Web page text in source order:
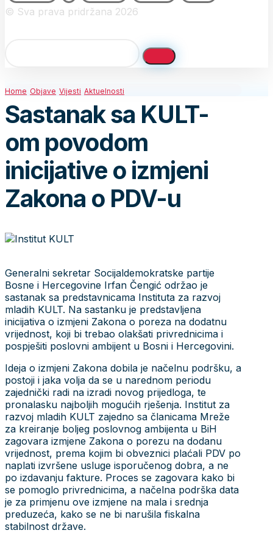
© Sva prava pridržana 2026
Home Objave Vijesti Aktuelnosti
Sastanak sa KULT-
om povodom
inicijative o izmjeni
Zakona o PDV-u
Generalni sekretar Socijaldemokratske partije
Bosne i Hercegovine Irfan Čengić održao je
sastanak sa predstavnicama Instituta za razvoj
mladih KULT. Na sastanku je predstavljena
inicijativa o izmjeni Zakona o poreza na dodatnu
vrijednost, koji bi trebao olakšati privrednicima i
pospješiti poslovni ambijent u Bosni i Hercegovini.
Ideja o izmjeni Zakona dobila je načelnu podršku, a
postoji i jaka volja da se u narednom periodu
zajednički radi na izradi novog prijedloga, te
pronalasku najboljih mogućih rješenja. Institut za
razvoj mladih KULT zajedno sa članicama Mreže
za kreiranje boljeg poslovnog ambijenta u BiH
zagovara izmjene Zakona o porezu na dodanu
vrijednost, prema kojim bi obveznici plaćali PDV po
naplati izvršene usluge isporučenog dobra, a ne
po izdavanju fakture. Proces se zagovara kako bi
se pomoglo privrednicima, a načelna podrška data
je za primjenu ove izmjene na mala i srednja
preduzeća, kako se ne bi narušila fiskalna
stabilnost države.